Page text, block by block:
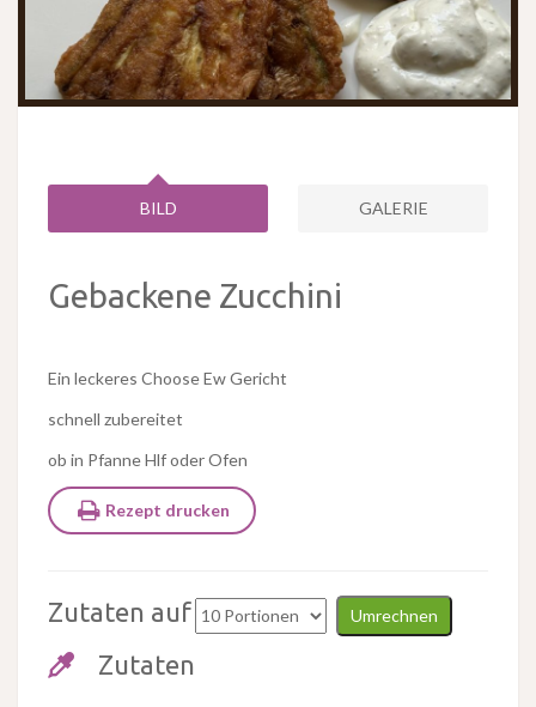
BILD GALERIE
Gebackene Zucchini
Ein leckeres Choose Ew Gericht
schnell zubereitet
ob in Pfanne Hlf oder Ofen
Rezept drucken
Zutaten auf Umrechnen
Zutaten